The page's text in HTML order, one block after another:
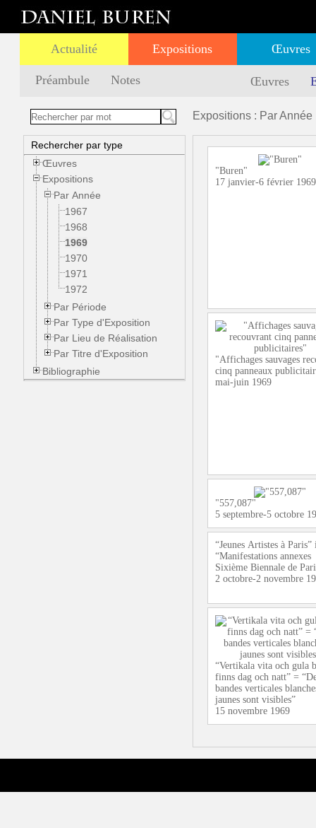
Actualité Expositions Œuvres
Préambule Notes Œuvres
Rechercher par type
Œuvres
Expositions
Par Année
1967
1968
1969
1970
1971
1972
Par Période
Par Type d'Exposition
Par Lieu de Réalisation
Par Titre d'Exposition
Bibliographie
Expositions : Par Année
"Buren"
17 janvier-6 février 1969
"Affichages sauvages
cinq panneaux
mai-juin 1969
"557,087"
5 septembre-5 octobre
“Jeunes Artistes à Paris”
“Manifestations annexes
Sixième Biennale de
2 octobre-2 novembre
“Vertikala vita och gula
finns dag och natt” =
bandes verticales
jaunes sont visibles”
15 novembre 1969